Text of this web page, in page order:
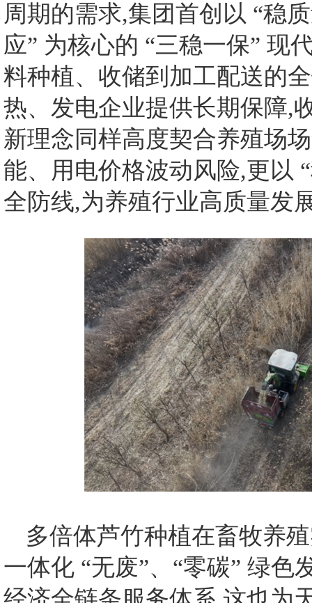
周期的需求,集团首创以 “稳
应” 为核心的 “三稳一保” 现
料种植、收储到加工配送的
热、发电企业提供长期保障,
新理念同样高度契合养殖场
能、用电价格波动风险,更以
全防线,为养殖行业高质量发
多倍体芦竹种植在畜牧养
一体化 “无废”、“零碳” 绿色